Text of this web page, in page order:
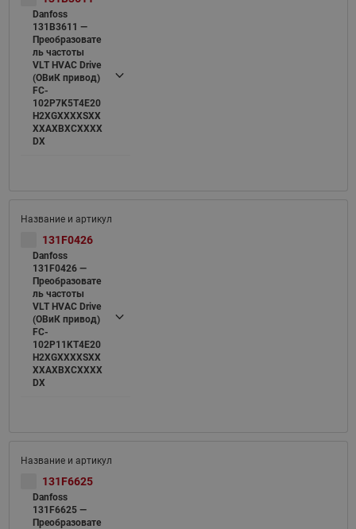
Danfoss
131B3611 —
Преобразовате
ль частоты
VLT HVAC Drive
(ОВиК привод)
FC-
102P7K5T4E20
H2XGXXXXSXX
XXAXBXCXXXX
DX
131F0426
Danfoss
131F0426 —
Преобразовате
ль частоты
VLT HVAC Drive
(ОВиК привод)
FC-
102P11KT4E20
H2XGXXXXSXX
XXAXBXCXXXX
DX
131F6625
Danfoss
131F6625 —
Преобразовате